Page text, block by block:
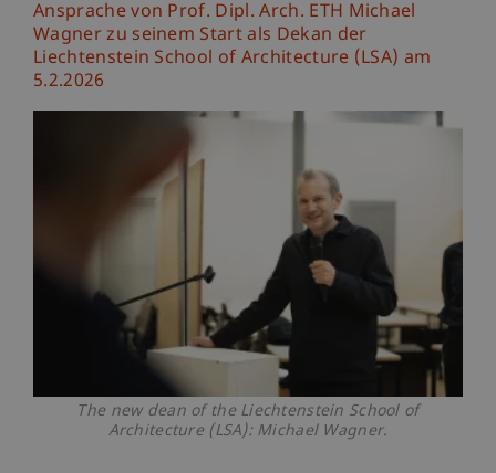
Ansprache von Prof. Dipl. Arch. ETH Michael
Wagner zu seinem Start als Dekan der
Liechtenstein School of Architecture (LSA) am
5.2.2026
The new dean of the Liechtenstein School of
Architecture (LSA): Michael Wagner.